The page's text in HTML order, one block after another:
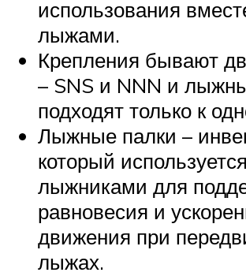
использования
лыжами.
Крепления бывают
– SNS и NNN и
подходят только к
Лыжные палки –
который используется
лыжниками для
равновесия и
движения при
лыжах.